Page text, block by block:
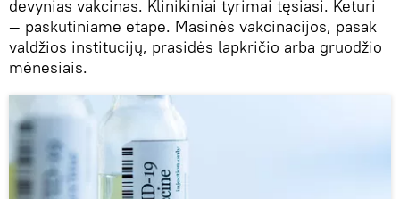
devynias vakcinas. Klinikiniai tyrimai tęsiasi. Keturi
— paskutiniame etape. Masinės vakcinacijos, pasak
valdžios institucijų, prasidės lapkričio arba gruodžio
mėnesiais.